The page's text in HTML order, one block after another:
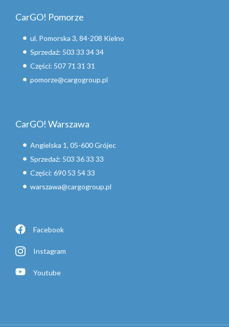
CarGO! Pomorze
ul. Pomorska 3, 84-208 Kielno
Sprzedaż: 503 33 34 34
Części: 507 71 31 31
pomorze@cargogroup.pl
CarGO! Warszawa
Angielska 1, 05-600 Grójec
Sprzedaż: 503 36 33 33
Części: 690 53 54 33
warszawa@cargogroup.pl
Facebook
Instagram
Youtube